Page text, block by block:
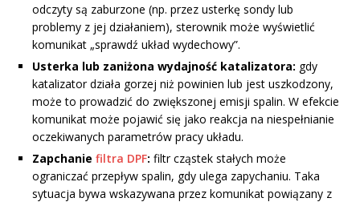
odczyty są zaburzone (np. przez usterkę sondy lub
problemy z jej działaniem), sterownik może wyświetlić
komunikat „sprawdź układ wydechowy”.
Usterka lub zaniżona wydajność katalizatora: gdy
katalizator działa gorzej niż powinien lub jest uszkodzony,
może to prowadzić do zwiększonej emisji spalin. W efekcie
komunikat może pojawić się jako reakcja na niespełnianie
oczekiwanych parametrów pracy układu.
Zapchanie filtra DPF: filtr cząstek stałych może
ograniczać przepływ spalin, gdy ulega zapychaniu. Taka
sytuacja bywa wskazywana przez komunikat powiązany z